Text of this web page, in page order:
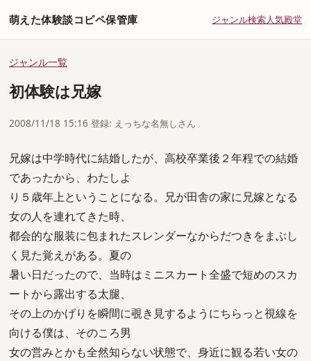
萌えた体験談コピペ保管庫 ジャンル検索人気殿堂
ジャンル一覧
初体験は兄嫁
2008/11/18 15:16 登録: えっちな名無しさん
兄嫁は中学時代に結婚したが、高校卒業後２年程での結婚
であったから、わたしよ
り５歳年上ということになる。兄が田舎の家に兄嫁となる
女の人を連れてきた時、
都会的な服装に包まれたスレンダーなからだつきをまぶし
く見た覚えがある。夏の
暑い日だったので、当時はミニスカート全盛で短めのスカ
ートから露出する太腿、
その上のかげりを瞬間に覗き見するようにちらっと視線を
向ける僕は、そのころ男
女の営みとかも全然知らない状態で、身近に観る若い女の